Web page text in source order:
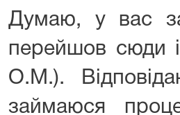
Думаю, у вас
перейшов сюди
О.М.).
займаюся